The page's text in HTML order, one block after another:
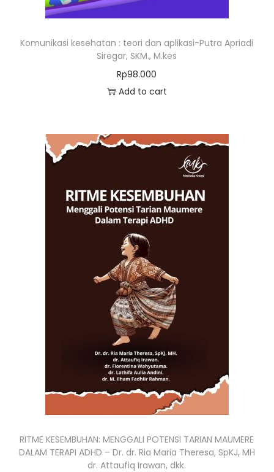
Komunikasi kesehatan : teori dan aplikasi-Putra Apriadi
Siregar, SKM., M.kes
Rp98.000
Add to cart
RITME KESEMBUHAN: MENGGALI POTENSI TARIAN MAUMERE
DALAM TERAPI ADHD – Dr. dr. Ria Maria Theresa, SpKJ, MH
dr. Attaufiq Irawan, dkk.